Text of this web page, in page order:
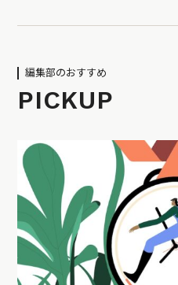
編集部のおすすめ
PICKUP